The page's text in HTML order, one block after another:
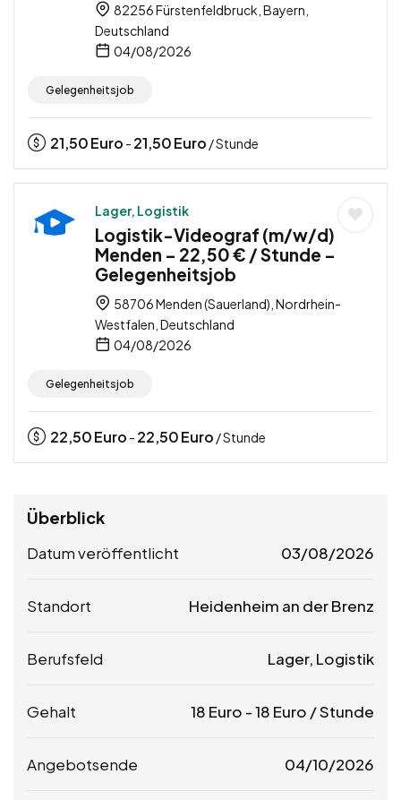
82256 Fürstenfeldbruck, Bayern,
Deutschland
04/08/2026
Gelegenheitsjob
21,50Euro - 21,50Euro / Stunde
Lager, Logistik
Logistik-Videograf (m/w/d)
Menden – 22,50 € / Stunde –
Gelegenheitsjob
58706 Menden (Sauerland), Nordrhein-
Westfalen, Deutschland
04/08/2026
Gelegenheitsjob
22,50Euro - 22,50Euro / Stunde
Überblick
Datum veröffentlicht 03/08/2026
Standort Heidenheim an der Brenz
Berufsfeld Lager, Logistik
Gehalt 18 Euro -18 Euro / Stunde
Angebotsende 04/10/2026